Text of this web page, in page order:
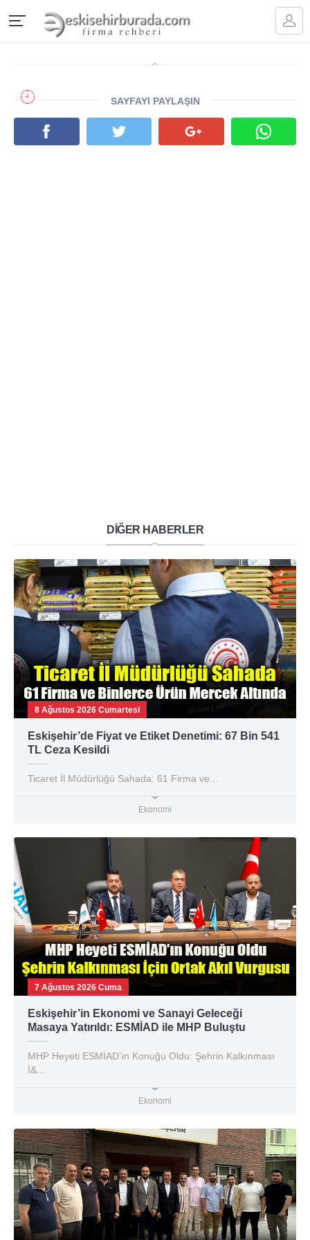
SAYFAYI PAYLAŞIN
DİĞER HABERLER
8 Ağustos 2026 Cumartesi
Eskişehir’de Fiyat ve Etiket Denetimi: 67 Bin 541
TL Ceza Kesildi
Ticaret İl Müdürlüğü Sahada: 61 Firma ve...
Ekonomi
7 Ağustos 2026 Cuma
Eskişehir’in Ekonomi ve Sanayi Geleceği
Masaya Yatırıldı: ESMİAD ile MHP Buluştu
MHP Heyeti ESMİAD’ın Konuğu Oldu: Şehrin Kalkınması
İ&...
Ekonomi